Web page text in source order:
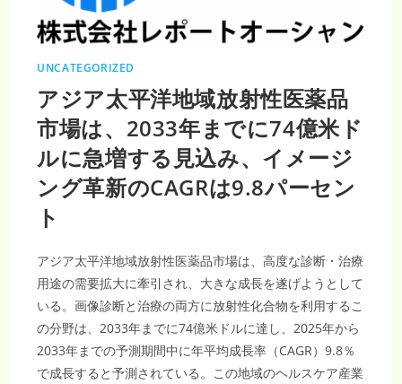
率
7.34％
UNCATEGORIZED
アジア太平洋地域放射性医薬品
市場は、2033年までに74億米ド
ルに急増する見込み、イメージ
ング革新のCAGRは9.8パーセン
ト
アジア太平洋地域放射性医薬品市場は、高度な診断・治療
用途の需要拡大に牽引され、大きな成長を遂げようとして
いる。画像診断と治療の両方に放射性化合物を利用するこ
の分野は、2033年までに74億米ドルに達し、2025年から
2033年までの予測期間中に年平均成長率（CAGR）9.8％
で成長すると予測されている。この地域のヘルスケア産業